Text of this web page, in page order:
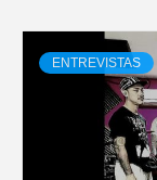
ENTREVISTAS